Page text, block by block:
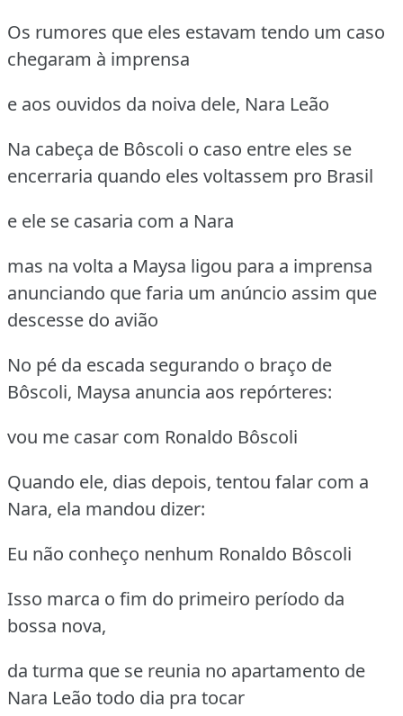
Os rumores que eles estavam tendo um caso
chegaram à imprensa
e aos ouvidos da noiva dele, Nara Leão
Na cabeça de Bôscoli o caso entre eles se
encerraria quando eles voltassem pro Brasil
e ele se casaria com a Nara
mas na volta a Maysa ligou para a imprensa
anunciando que faria um anúncio assim que
descesse do avião
No pé da escada segurando o braço de
Bôscoli, Maysa anuncia aos repórteres:
vou me casar com Ronaldo Bôscoli
Quando ele, dias depois, tentou falar com a
Nara, ela mandou dizer:
Eu não conheço nenhum Ronaldo Bôscoli
Isso marca o fim do primeiro período da
bossa nova,
da turma que se reunia no apartamento de
Nara Leão todo dia pra tocar